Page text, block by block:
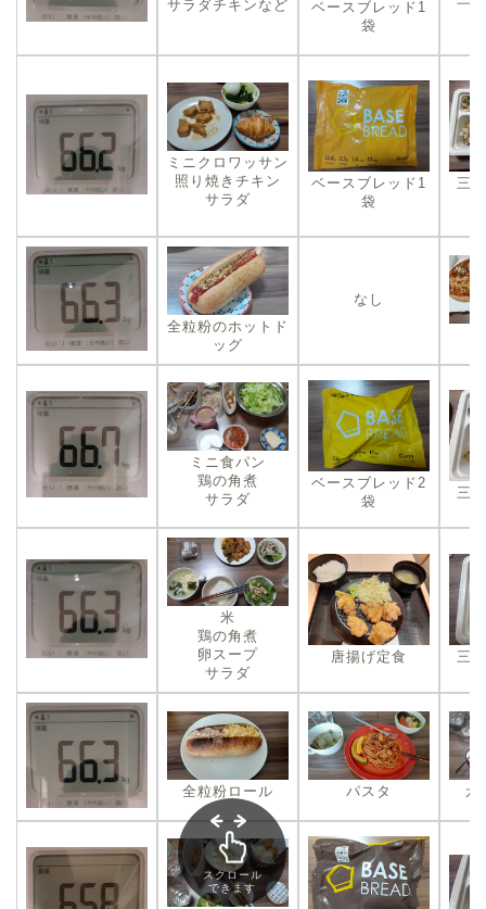
サラダチキンなど
ベースブレッド1
袋
ミニクロワッサン
照り焼きチキン
サラダ
ベースブレッド1
袋
三
全粒粉のホットド
ッグ
なし
ミニ食パン
鶏の角煮
サラダ
ベースブレッド2
袋
三
米
鶏の角煮
卵スープ
サラダ
唐揚げ定食 三
全粒粉ロール パスタ カ
スクロール
できます